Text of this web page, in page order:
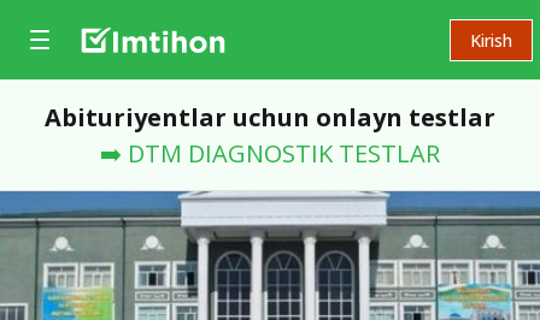
Kirish
Abituriyentlar uchun onlayn testlar
➡️ DTM DIAGNOSTIK TESTLAR